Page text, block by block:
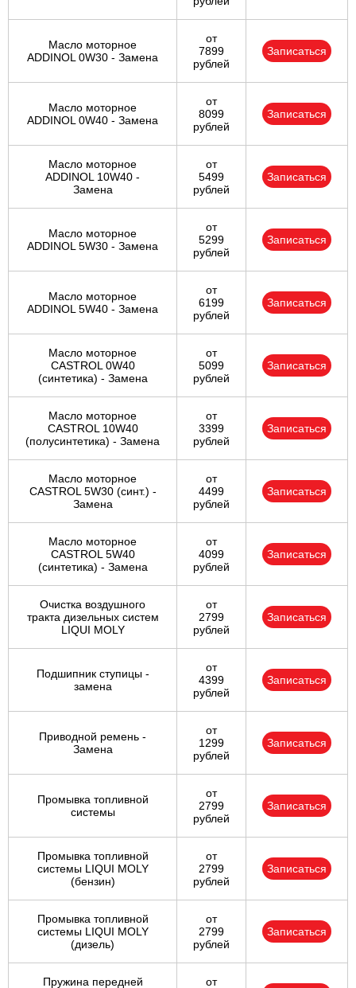
Масло моторное
ADDINOL 0W30 - Замена
от
7899
рублей
Записаться
Масло моторное
ADDINOL 0W40 - Замена
от
8099
рублей
Записаться
Масло моторное
ADDINOL 10W40 -
Замена
от
5499
рублей
Записаться
Масло моторное
ADDINOL 5W30 - Замена
от
5299
рублей
Записаться
Масло моторное
ADDINOL 5W40 - Замена
от
6199
рублей
Записаться
Масло моторное
CASTROL 0W40
(синтетика) - Замена
от
5099
рублей
Записаться
Масло моторное
CASTROL 10W40
(полусинтетика) - Замена
от
3399
рублей
Записаться
Масло моторное
CASTROL 5W30 (синт.) -
Замена
от
4499
рублей
Записаться
Масло моторное
CASTROL 5W40
(синтетика) - Замена
от
4099
рублей
Записаться
Очистка воздушного
тракта дизельных систем
LIQUI MOLY
от
2799
рублей
Записаться
Подшипник ступицы -
замена
от
4399
рублей
Записаться
Приводной ремень -
Замена
от
1299
рублей
Записаться
Промывка топливной
системы
от
2799
рублей
Записаться
Промывка топливной
системы LIQUI MOLY
(бензин)
от
2799
рублей
Записаться
Промывка топливной
системы LIQUI MOLY
(дизель)
от
2799
рублей
Записаться
Пружина передней от